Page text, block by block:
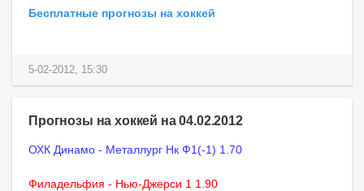
Бесплатные прогнозы на хоккей
5-02-2012, 15:30
Прогнозы на хоккей на 04.02.2012
ОХК Динамо - Металлург Нк Ф1(-1) 1.70
Филадельфия - Нью-Джерси 1 1.90